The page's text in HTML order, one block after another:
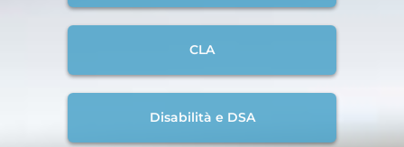
CLA
Disabilità e DSA